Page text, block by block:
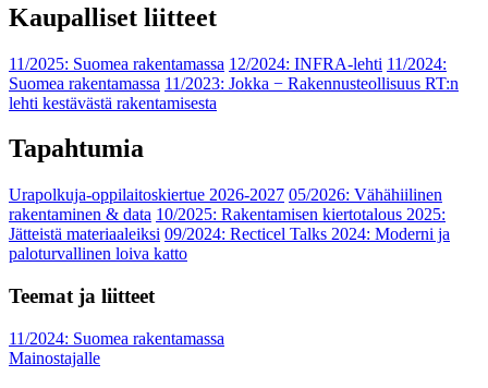
Kaupalliset liitteet
11/2025: Suomea rakentamassa 12/2024: INFRA-lehti 11/2024:
Suomea rakentamassa 11/2023: Jokka − Rakennusteollisuus RT:n
lehti kestävästä rakentamisesta
Tapahtumia
Urapolkuja-oppilaitoskiertue 2026-2027 05/2026: Vähähiilinen
rakentaminen & data 10/2025: Rakentamisen kiertotalous 2025:
Jätteistä materiaaleiksi 09/2024: Recticel Talks 2024: Moderni ja
paloturvallinen loiva katto
Teemat ja liitteet
11/2024: Suomea rakentamassa
Mainostajalle